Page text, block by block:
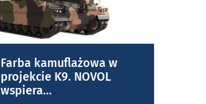
Farba kamuflażowa w
projekcie K9. NOVOL
wspiera...